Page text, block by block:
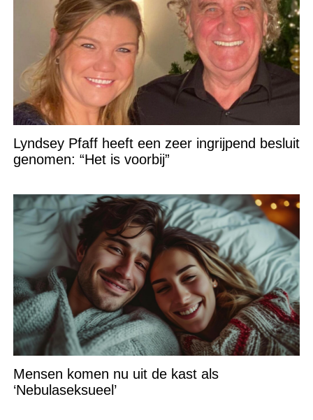
Lyndsey Pfaff heeft een zeer ingrijpend besluit
genomen: “Het is voorbij”
Mensen komen nu uit de kast als
‘Nebulaseksueel’